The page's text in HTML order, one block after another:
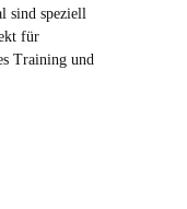
sind speziell
für
Training und